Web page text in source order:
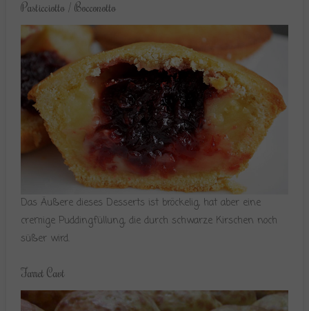
Pasticciotto / Bocconotto
Das Äußere dieses Desserts ist bröckelig, hat aber eine
cremige Puddingfüllung, die durch schwarze Kirschen noch
süßer wird.
Farret Cavt